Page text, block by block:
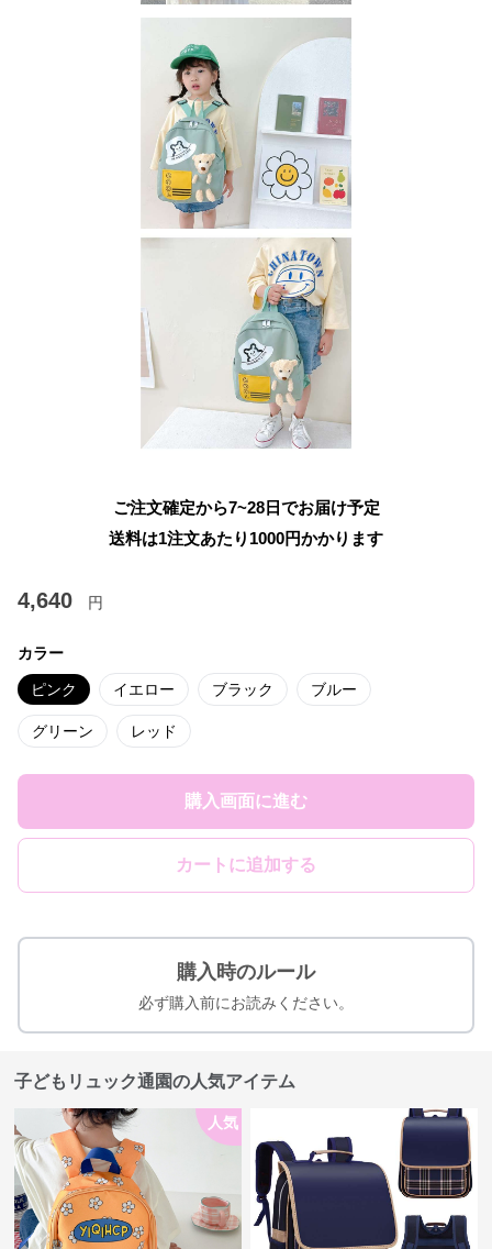
ご注文確定から7~28日でお届け予定
送料は1注文あたり 1000円かかります
4,640 円
カラー
ピンク イエロー ブラック ブルー
グリーン レッド
購入画面に進む
カートに追加する
購入時のルール
必ず購入前にお読みください。
子どもリュック通園の人気アイテム
人気